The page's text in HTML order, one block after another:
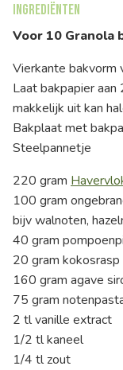
Ingrediënten
Voor 10 Granola
Vierkante bakvorm
Laat bakpapier
makkelijk uit kan
Bakplaat met
Steelpannetje
220 gram
100 gram
bijv walnoten,
40 gram
20 gram kokosrasp
160 gram agave
75 gram
2 tl vanille extract
1/2 tl kaneel
1/4 tl zout